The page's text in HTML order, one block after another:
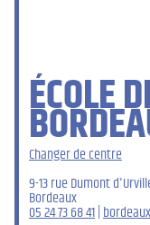
ÉCOLE
Changer de centre
9-13 rue Dumont
Bordeaux
05 24 73 68 41